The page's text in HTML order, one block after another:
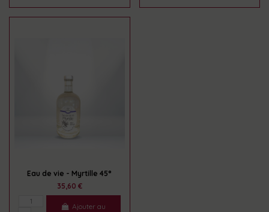
Eau de vie - Myrtille 45°
35,60 €
Ajouter au